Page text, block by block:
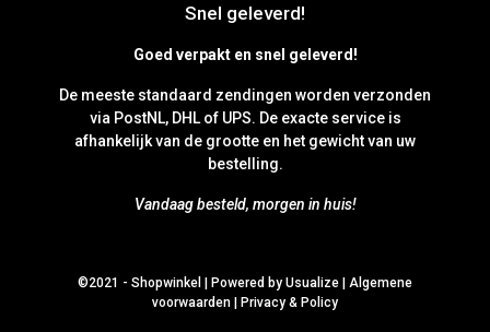
Snel geleverd!
Goed verpakt en snel geleverd!
De meeste standaard zendingen worden verzonden
via PostNL, DHL of UPS. De exacte service is
afhankelijk van de grootte en het gewicht van uw
bestelling.
Vandaag besteld, morgen in huis!
©2021 - Shopwinkel | Powered by Usualize | Algemene
voorwaarden | Privacy & Policy